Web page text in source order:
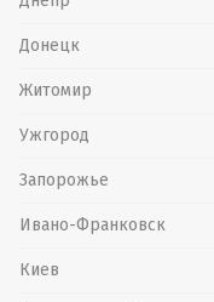
Донецк
Житомир
Ужгород
Запорожье
Ивано-Франковск
Киев